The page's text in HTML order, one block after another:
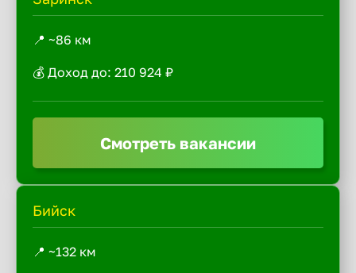
📍 ~86 км
💰 Доход до: 210 924 ₽
Смотреть вакансии
Бийск
📍 ~132 км